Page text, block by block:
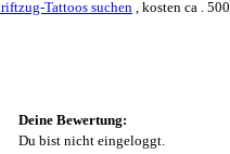
, kosten ca . 500 ,
Deine Bewertung:
Du bist nicht eingeloggt.